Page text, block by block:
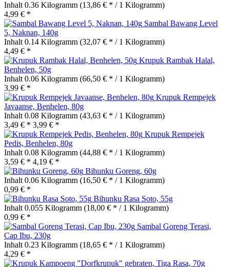
Inhalt 0.36 Kilogramm (13,86 € * / 1 Kilogramm)
4,99 € *
Sambal Bawang Level
5, Naknan, 140g
Inhalt 0.14 Kilogramm (32,07 € * / 1 Kilogramm)
4,49 € *
Krupuk Rambak Halal,
Benhelen, 50g
Inhalt 0.06 Kilogramm (66,50 € * / 1 Kilogramm)
3,99 € *
Krupuk Rempejek
Javaanse, Benhelen, 80g
Inhalt 0.08 Kilogramm (43,63 € * / 1 Kilogramm)
3,49 € * 3,99 € *
Krupuk Rempejek
Pedis, Benhelen, 80g
Inhalt 0.08 Kilogramm (44,88 € * / 1 Kilogramm)
3,59 € * 4,19 € *
Bihunku Goreng, 60g
Inhalt 0.06 Kilogramm (16,50 € * / 1 Kilogramm)
0,99 € *
Bihunku Rasa Soto, 55g
Inhalt 0.055 Kilogramm (18,00 € * / 1 Kilogramm)
0,99 € *
Sambal Goreng Terasi,
Cap Ibu, 230g
Inhalt 0.23 Kilogramm (18,65 € * / 1 Kilogramm)
4,29 € *